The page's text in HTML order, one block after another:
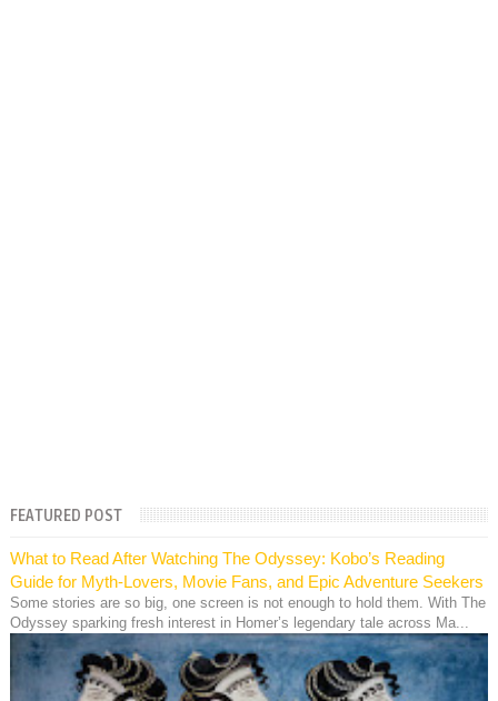
FEATURED POST
What to Read After Watching The Odyssey: Kobo’s Reading
Guide for Myth-Lovers, Movie Fans, and Epic Adventure Seekers
Some stories are so big, one screen is not enough to hold them. With The
Odyssey sparking fresh interest in Homer’s legendary tale across Ma...